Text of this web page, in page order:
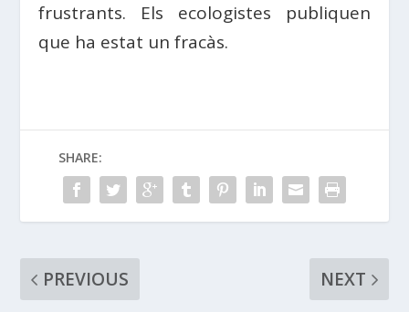
frustrants. Els ecologistes publiquen
que ha estat un fracàs.
SHARE:
PREVIOUS
NEXT